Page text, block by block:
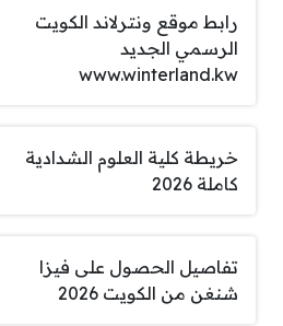
رابط موقع ونترلاند الكويت
الرسمي الجديد
www.winterland.kw
خريطة كلية العلوم الشدادية
كاملة 2026
تفاصيل الحصول على فيزا
شنغن من الكويت 2026